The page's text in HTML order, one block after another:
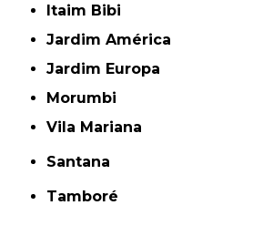
Itaim Bibi
Jardim América
Jardim Europa
Morumbi
Vila Mariana
Santana
Tamboré